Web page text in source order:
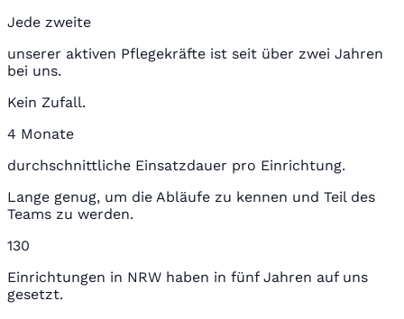
Jede zweite
unserer aktiven Pflegekräfte ist seit über zwei Jahren
bei uns.
Kein Zufall.
4 Monate
durchschnittliche Einsatzdauer pro Einrichtung.
Lange genug, um die Abläufe zu kennen und Teil des
Teams zu werden.
130
Einrichtungen in NRW haben in fünf Jahren auf uns
gesetzt.